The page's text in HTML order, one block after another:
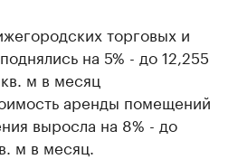
торговых и
на 5% - до 12,255
м в месяц
аренды помещений
выросла на 8% - до
м в месяц.